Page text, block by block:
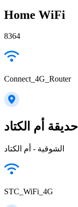
Home WiFi
8364
Connect_4G_Router
حديقة أم الكتاد
الشوقية - أم الكتاد
STC_WiFi_4G